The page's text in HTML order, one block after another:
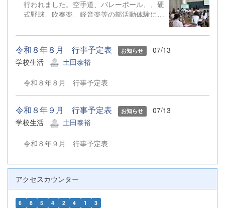
行われました。空手道、バレーボール、、硬
式野球、吹奏楽、軽音楽等の部活動体験にた
令和８年８月 行事予定表 お知らせ
07/13
学校生活
土田泰裕
令和８年８月 行事予定表
令和８年９月 行事予定表 お知らせ
07/13
学校生活
土田泰裕
令和８年９月 行事予定表
アクセスカウンター
6 8 5 4 2 4 1 3